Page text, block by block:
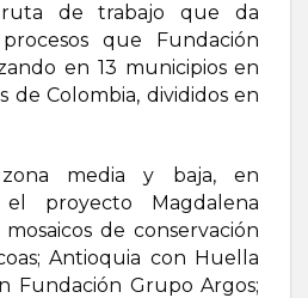
ruta de trabajo que da
que Fundación
en 13 municipios en
de Colombia, divididos en
zona media y baja, en
proyecto Magdalena
de conservación
Antioquia con Huella
Fundación Grupo Argos;